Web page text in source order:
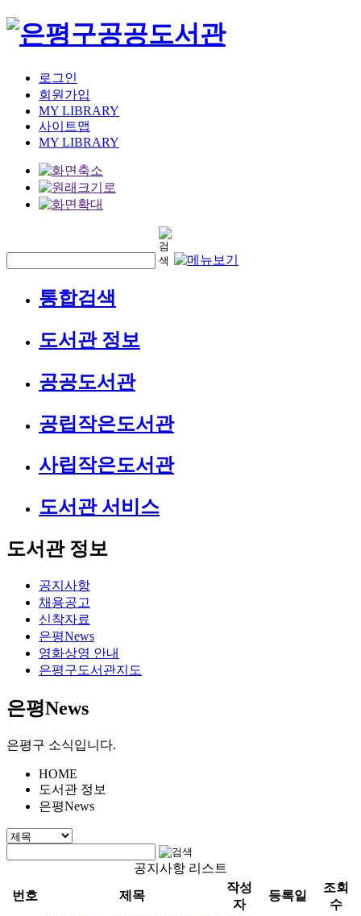
로그인
회원가입
MY LIBRARY
사이트맵
MY LIBRARY
통합검색
도서관 정보
공공도서관
공립작은도서관
사립작은도서관
도서관 서비스
도서관 정보
공지사항
채용공고
신착자료
은평News
영화상영 안내
은평구도서관지도
은평News
은평구 소식입니다.
HOME
도서관 정보
은평News
공지사항 리스트
번호
제목
작성
자
등록일
조회
수